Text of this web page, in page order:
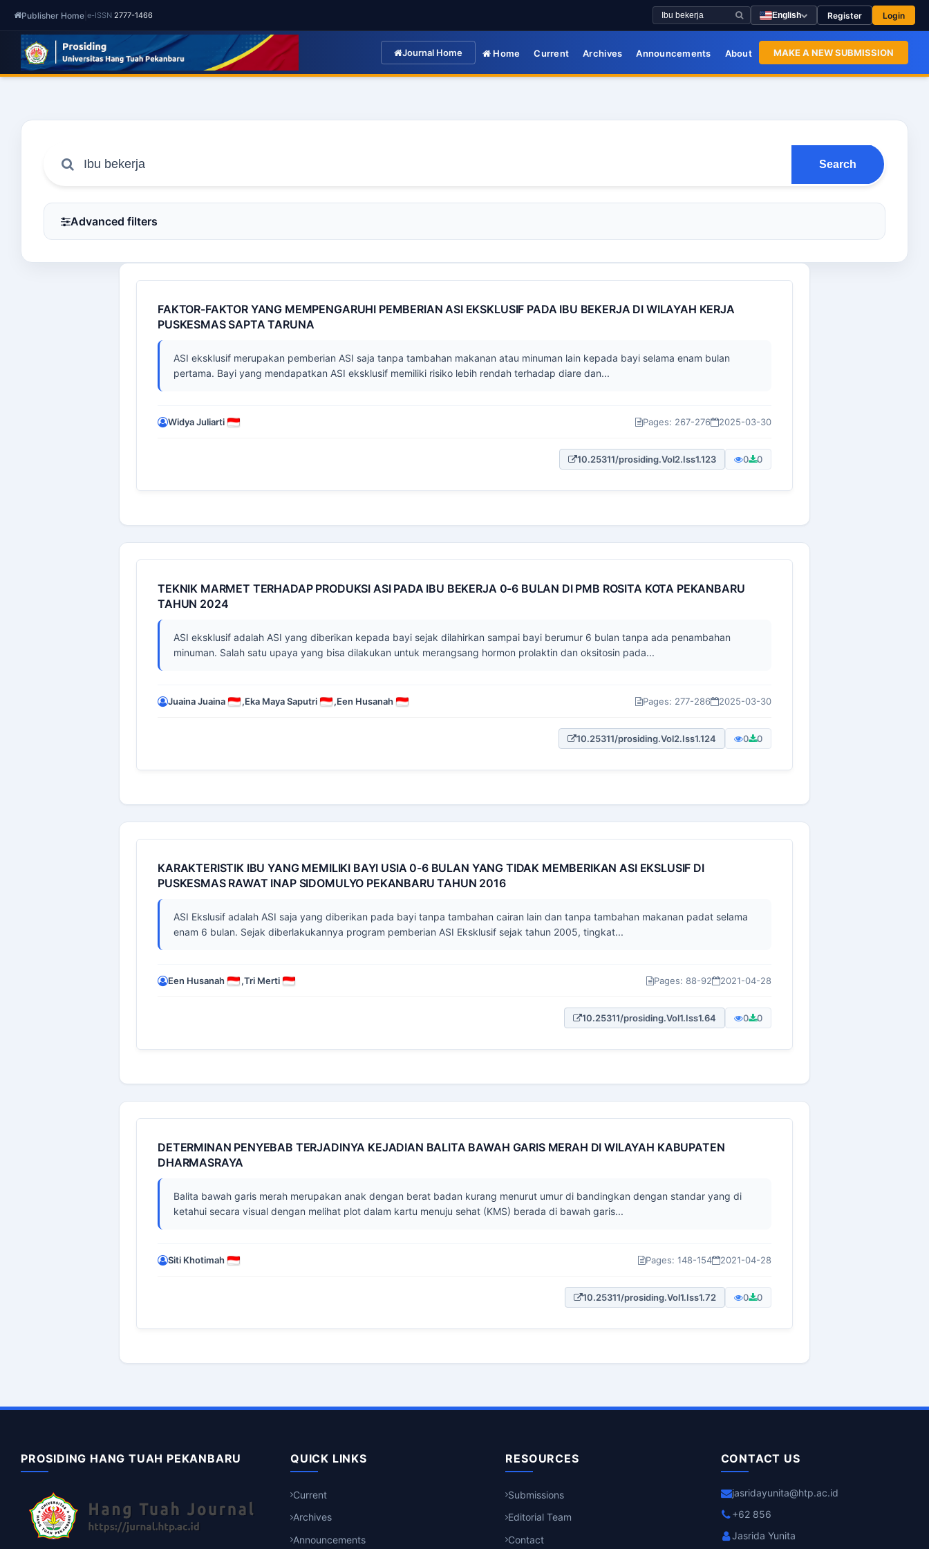
Publisher Home e-ISSN 2777-1466 English Register Login
Journal Home Home Current Archives Announcements About MAKE A NEW SUBMISSION
Search
Advanced filters
FAKTOR-FAKTOR YANG MEMPENGARUHI PEMBERIAN ASI EKSKLUSIF PADA IBU BEKERJA DI WILAYAH KERJA
PUSKESMAS SAPTA TARUNA
ASI eksklusif merupakan pemberian ASI saja tanpa tambahan makanan atau minuman lain kepada bayi selama enam bulan
pertama. Bayi yang mendapatkan ASI eksklusif memiliki risiko lebih rendah terhadap diare dan...
Widya Juliarti Pages: 267-276 2025-03-30
10.25311/prosiding.Vol2.Iss1.123 0 0
TEKNIK MARMET TERHADAP PRODUKSI ASI PADA IBU BEKERJA 0-6 BULAN DI PMB ROSITA KOTA PEKANBARU
TAHUN 2024
ASI eksklusif adalah ASI yang diberikan kepada bayi sejak dilahirkan sampai bayi berumur 6 bulan tanpa ada penambahan
minuman. Salah satu upaya yang bisa dilakukan untuk merangsang hormon prolaktin dan oksitosin pada...
Juaina Juaina ,Eka Maya Saputri ,Een Husanah Pages: 277-286 2025-03-30
10.25311/prosiding.Vol2.Iss1.124 0 0
KARAKTERISTIK IBU YANG MEMILIKI BAYI USIA 0-6 BULAN YANG TIDAK MEMBERIKAN ASI EKSLUSIF DI
PUSKESMAS RAWAT INAP SIDOMULYO PEKANBARU TAHUN 2016
ASI Ekslusif adalah ASI saja yang diberikan pada bayi tanpa tambahan cairan lain dan tanpa tambahan makanan padat selama
enam 6 bulan. Sejak diberlakukannya program pemberian ASI Eksklusif sejak tahun 2005, tingkat...
Een Husanah ,Tri Merti Pages: 88-92 2021-04-28
10.25311/prosiding.Vol1.Iss1.64 0 0
DETERMINAN PENYEBAB TERJADINYA KEJADIAN BALITA BAWAH GARIS MERAH DI WILAYAH KABUPATEN
DHARMASRAYA
Balita bawah garis merah merupakan anak dengan berat badan kurang menurut umur di bandingkan dengan standar yang di
ketahui secara visual dengan melihat plot dalam kartu menuju sehat (KMS) berada di bawah garis...
Siti Khotimah Pages: 148-154 2021-04-28
10.25311/prosiding.Vol1.Iss1.72 0 0
PROSIDING HANG TUAH PEKANBARU QUICK LINKS
Current
Archives
Announcements
RESOURCES
Submissions
Editorial Team
Contact
CONTACT US
jasridayunita@htp.ac.id
+62 856
Jasrida Yunita